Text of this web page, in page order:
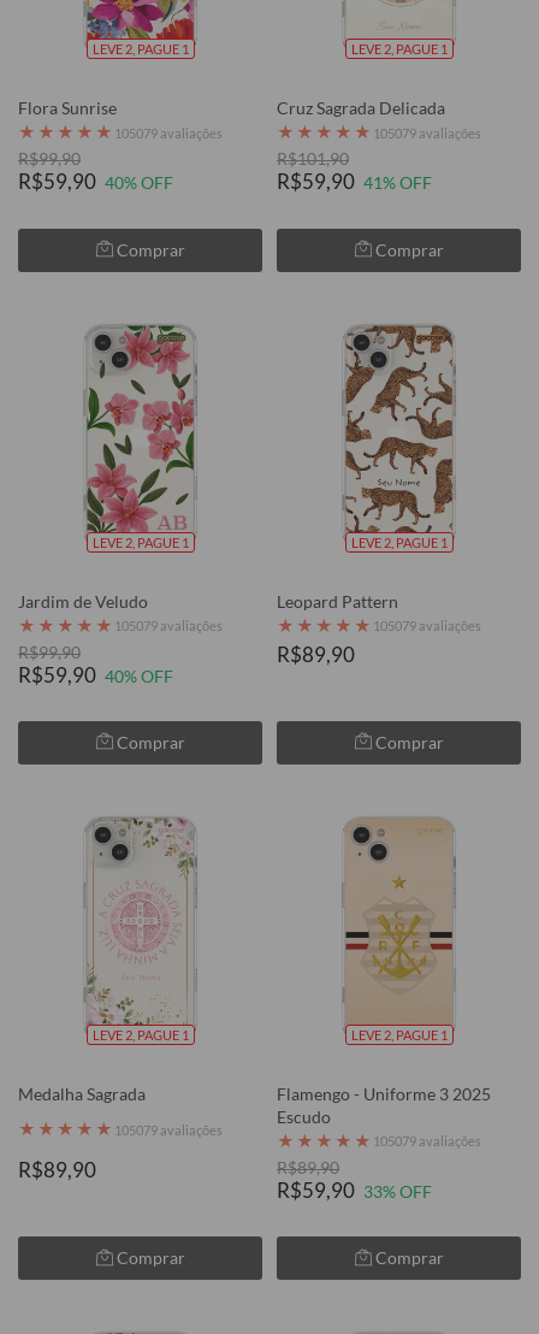
LEVE 2, PAGUE 1
Flora Sunrise
★ ★ ★ ★ ★ 105079 avaliações
R$99,90
R$59,90 40% OFF
Comprar
LEVE 2, PAGUE 1
Cruz Sagrada Delicada
★ ★ ★ ★ ★ 105079 avaliações
R$101,90
R$59,90 41% OFF
Comprar
LEVE 2, PAGUE 1
Jardim de Veludo
★ ★ ★ ★ ★ 105079 avaliações
R$99,90
R$59,90 40% OFF
Comprar
LEVE 2, PAGUE 1
Leopard Pattern
★ ★ ★ ★ ★ 105079 avaliações
R$89,90
Comprar
LEVE 2, PAGUE 1
Medalha Sagrada
★ ★ ★ ★ ★ 105079 avaliações
R$89,90
Comprar
LEVE 2, PAGUE 1
Flamengo - Uniforme 3 2025
Escudo
★ ★ ★ ★ ★ 105079 avaliações
R$89,90
R$59,90 33% OFF
Comprar